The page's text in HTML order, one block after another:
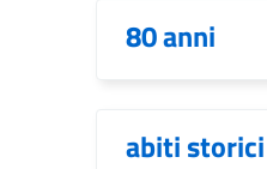
80 anni
abiti storici